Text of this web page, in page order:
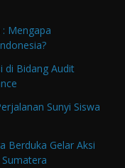
Mengapa
di Bidang Audit
Sunyi Siswa
Berduka Gelar Aksi